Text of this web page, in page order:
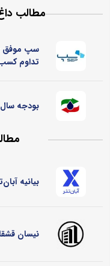
مطالب
سپ موفق
تداوم
بودجه سال 1405 در مجموع قابل دفاع است
بیانیه
نیسان